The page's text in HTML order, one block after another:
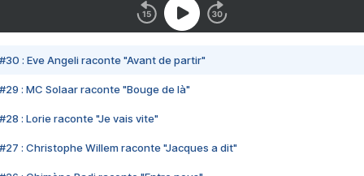
#30 : Eve Angeli raconte "Avant de partir"
#29 : MC Solaar raconte "Bouge de là"
#28 : Lorie raconte "Je vais vite"
#27 : Christophe Willem raconte "Jacques a dit"